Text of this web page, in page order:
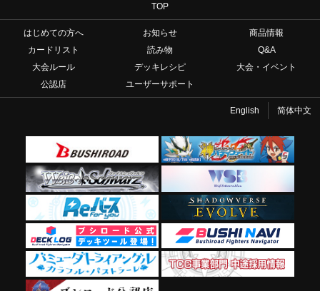
TOP
はじめての方へ お知らせ
商品情報
カードリスト
読み物
Q&A
大会ルール
デッキレシピ
大会・イベント
公認店
ユーザーサポート
English 简体中文